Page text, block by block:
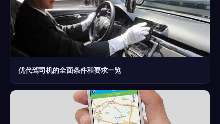
优代驾司机的全面条件和要求一览